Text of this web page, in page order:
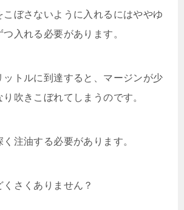
ぼさないように入れるにはややゆ
入れる必要があります。
トルに到達すると、マージンが少
吹きこぼれてしまうのです。
注油する必要があります。
さくありません？